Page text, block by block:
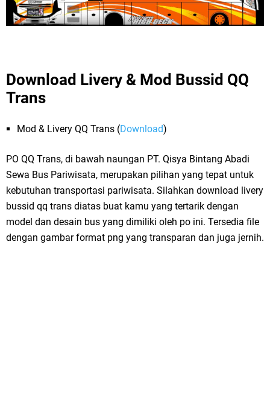
Download Livery & Mod Bussid QQ
Trans
Mod & Livery QQ Trans (Download)
PO QQ Trans, di bawah naungan PT. Qisya Bintang Abadi
Sewa Bus Pariwisata, merupakan pilihan yang tepat untuk
kebutuhan transportasi pariwisata. Silahkan download livery
bussid qq trans diatas buat kamu yang tertarik dengan
model dan desain bus yang dimiliki oleh po ini. Tersedia file
dengan gambar format png yang transparan dan juga jernih.